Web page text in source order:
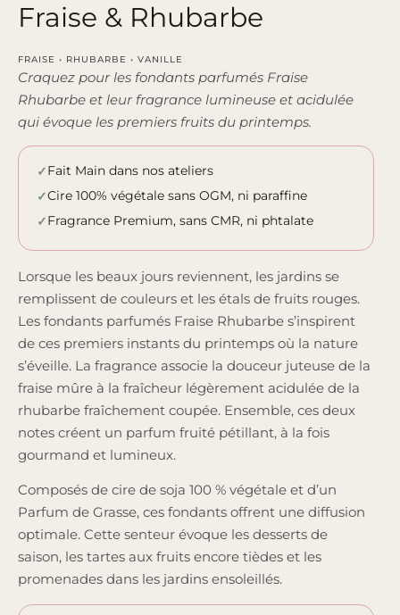
Fraise & Rhubarbe
FRAISE • RHUBARBE • VANILLE
Craquez pour les fondants parfumés Fraise
Rhubarbe et leur fragrance lumineuse et acidulée
qui évoque les premiers fruits du printemps.
Fait Main dans nos ateliers
Cire 100% végétale sans OGM, ni paraffine
Fragrance Premium, sans CMR, ni phtalate
Lorsque les beaux jours reviennent, les jardins se
remplissent de couleurs et les étals de fruits rouges.
Les fondants parfumés Fraise Rhubarbe s’inspirent
de ces premiers instants du printemps où la nature
s’éveille. La fragrance associe la douceur juteuse de la
fraise mûre à la fraîcheur légèrement acidulée de la
rhubarbe fraîchement coupée. Ensemble, ces deux
notes créent un parfum fruité pétillant, à la fois
gourmand et lumineux.
Composés de cire de soja 100 % végétale et d’un
Parfum de Grasse, ces fondants offrent une diffusion
optimale. Cette senteur évoque les desserts de
saison, les tartes aux fruits encore tièdes et les
promenades dans les jardins ensoleillés.